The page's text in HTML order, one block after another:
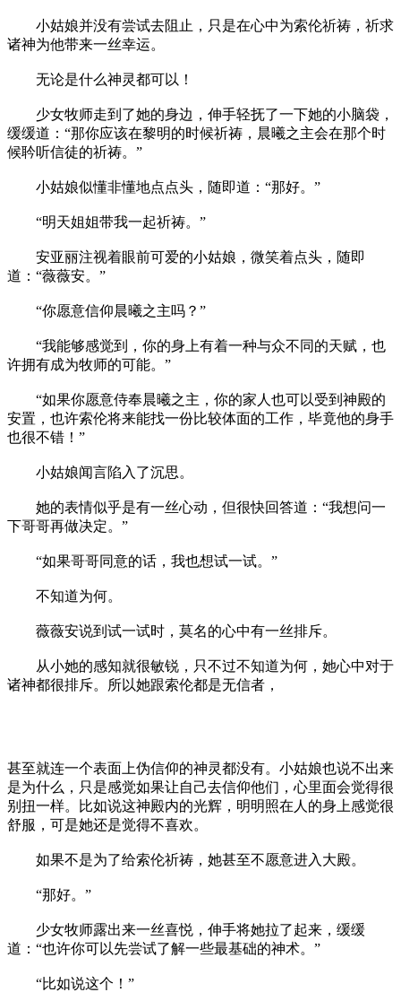
小姑娘并没有尝试去阻止，只是在心中为索伦祈祷，祈求
诸神为他带来一丝幸运。
无论是什么神灵都可以！
少女牧师走到了她的身边，伸手轻抚了一下她的小脑袋，
缓缓道：“那你应该在黎明的时候祈祷，晨曦之主会在那个时
候耹听信徒的祈祷。”
小姑娘似懂非懂地点点头，随即道：“那好。”
“明天姐姐带我一起祈祷。”
安亚丽注视着眼前可爱的小姑娘，微笑着点头，随即
道：“薇薇安。”
“你愿意信仰晨曦之主吗？”
“我能够感觉到，你的身上有着一种与众不同的天赋，也
许拥有成为牧师的可能。”
“如果你愿意侍奉晨曦之主，你的家人也可以受到神殿的
安置，也许索伦将来能找一份比较体面的工作，毕竟他的身手
也很不错！”
小姑娘闻言陷入了沉思。
她的表情似乎是有一丝心动，但很快回答道：“我想问一
下哥哥再做决定。”
“如果哥哥同意的话，我也想试一试。”
不知道为何。
薇薇安说到试一试时，莫名的心中有一丝排斥。
从小她的感知就很敏锐，只不过不知道为何，她心中对于
诸神都很排斥。所以她跟索伦都是无信者，
甚至就连一个表面上伪信仰的神灵都没有。小姑娘也说不出来
是为什么，只是感觉如果让自己去信仰他们，心里面会觉得很
别扭一样。比如说这神殿内的光辉，明明照在人的身上感觉很
舒服，可是她还是觉得不喜欢。
如果不是为了给索伦祈祷，她甚至不愿意进入大殿。
“那好。”
少女牧师露出来一丝喜悦，伸手将她拉了起来，缓缓
道：“也许你可以先尝试了解一些最基础的神术。”
“比如说这个！”